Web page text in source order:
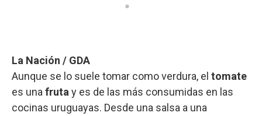
La Nación / GDA
Aunque se lo suele tomar como verdura, el tomate
es una fruta y es de las más consumidas en las
cocinas uruguayas. Desde una salsa a una